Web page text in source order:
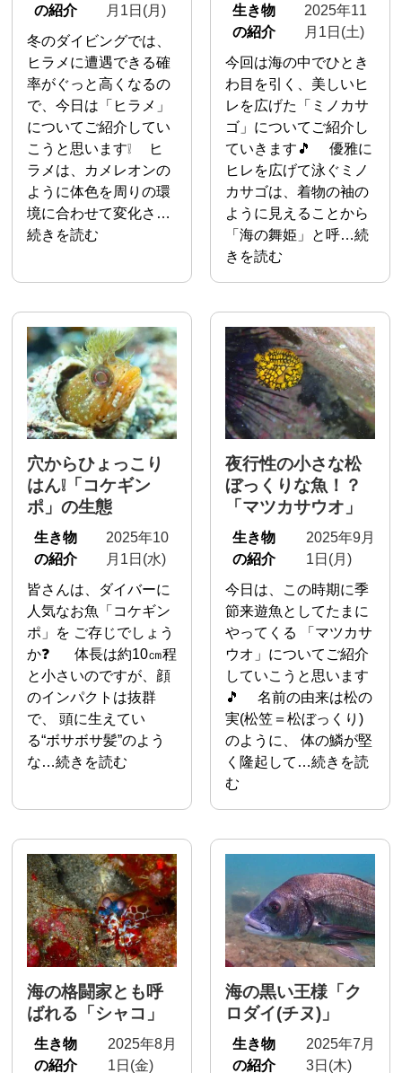
の紹介
月1日(月)
冬のダイビングでは、
ヒラメに遭遇できる確
率がぐっと高くなるの
で、今日は「ヒラメ」
についてご紹介してい
こうと思います❕ ヒ
ラメは、カメレオンの
ように体色を周りの環
境に合わせて変化さ…
続きを読む
生き物
の紹介
2025年11
月1日(土)
今回は海の中でひとき
わ目を引く、美しいヒ
レを広げた「ミノカサ
ゴ」についてご紹介し
ていきます🎵 優雅に
ヒレを広げて泳ぐミノ
カサゴは、着物の袖の
ように見えることから
「海の舞姫」と呼…続
きを読む
穴からひょっこり
はん❕「コケギン
ポ」の生態
生き物
の紹介
2025年10
月1日(水)
皆さんは、ダイバーに
人気なお魚「コケギン
ポ」を ご存じでしょう
か❓ 体長は約10㎝程
と小さいのですが、顔
のインパクトは抜群
で、 頭に生えてい
る“ボサボサ髪”のよう
な…続きを読む
夜行性の小さな松
ぼっくりな魚！？
「マツカサウオ」
生き物
の紹介
2025年9月
1日(月)
今日は、この時期に季
節来遊魚としてたまに
やってくる 「マツカサ
ウオ」についてご紹介
していこうと思います
🎵 名前の由来は松の
実(松笠＝松ぼっくり)
のように、 体の鱗が堅
く隆起して…続きを読
む
海の格闘家とも呼
ばれる「シャコ」
生き物
の紹介
2025年8月
1日(金)
海の黒い王様「ク
ロダイ(チヌ)」
生き物
の紹介
2025年7月
3日(木)